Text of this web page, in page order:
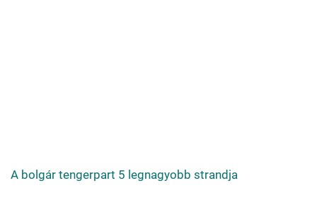
A bolgár tengerpart 5 legnagyobb strandja